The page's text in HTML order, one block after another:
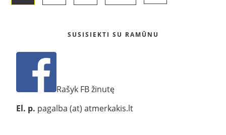
SUSISIEKTI SU RAMŪNU
Rašyk FB žinutę
El. p. pagalba (at) atmerkakis.lt